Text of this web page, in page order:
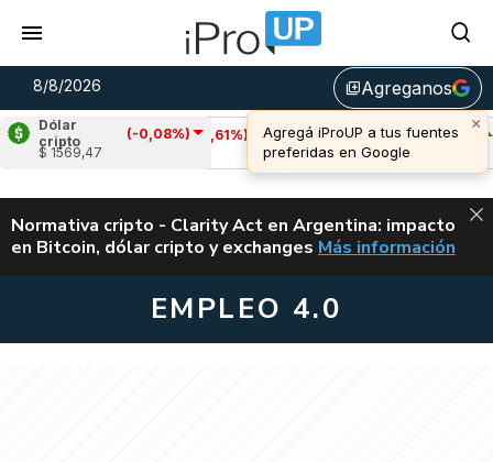
8/8/2026 library_addAgreganos
Dólar
cripto
(-0,08%)
$ 1569,47
Cardano
(-1,61%)
u$s 0,20
Avalanche (2,03%)
u$s 6,54
ALERTA
Normativa cripto - Clarity Act en Argentina: impacto
en Bitcoin, dólar cripto y exchanges CLARITY ACT EN
Más información
EMPLEO 4.0